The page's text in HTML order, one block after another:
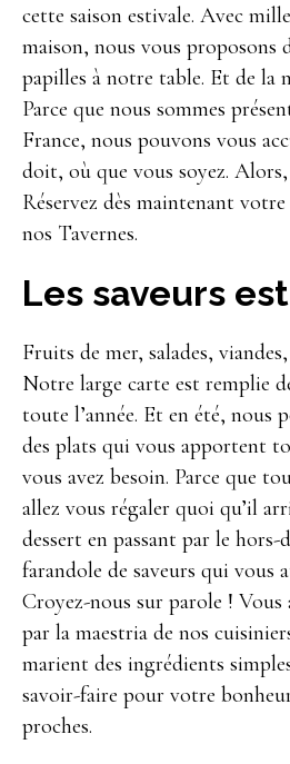
cette saison estivale. Avec
maison, nous vous proposons
papilles à notre table. Et de la
Parce que nous sommes
France, nous pouvons vous
doit, où que vous soyez. Alors,
Réservez dès maintenant votre
nos Tavernes.
Les saveurs
Fruits de mer, salades,
Notre large carte est remplie
toute l’année. Et en été, nous
des plats qui vous apportent
vous avez besoin. Parce que
allez vous régaler quoi qu’il
dessert en passant par le hors-
farandole de saveurs qui vous
Croyez-nous sur parole ! Vous
par la maestria de nos
marient des ingrédients
savoir-faire pour votre
proches.